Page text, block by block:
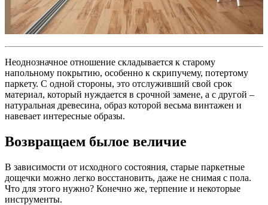
Неоднозначное отношение складывается к старому
напольному покрытию, особенно к скрипучему, потертому
паркету. С одной стороны, это отслуживший свой срок
материал, который нуждается в срочной замене, а с другой –
натуральная древесина, образ которой весьма винтажен и
навевает интересные образы.
Возвращаем былое величие
В зависимости от исходного состояния, старые паркетные
дощечки можно легко восстановить, даже не снимая с пола.
Что для этого нужно? Конечно же, терпение и некоторые
инструменты.